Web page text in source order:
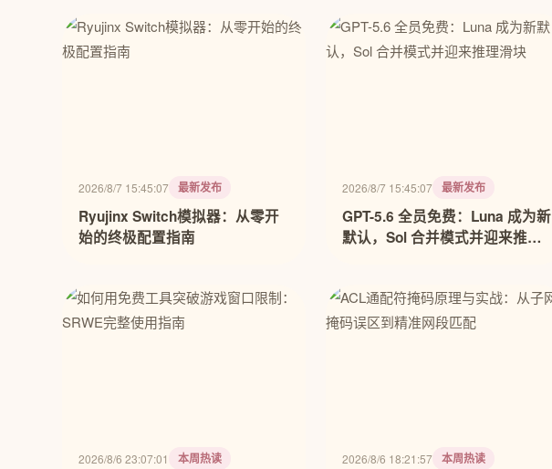
2026/8/7 15:45:07 最新发布
Ryujinx Switch模拟器：从零开
始的终极配置指南
2026/8/7 15:45:07 最新发布
GPT-5.6 全员免费：Luna 成为新
默认，Sol 合并模式并迎来推理
2026/8/6 23:07:01 本周热读 2026/8/6 18:21:57 本周热读